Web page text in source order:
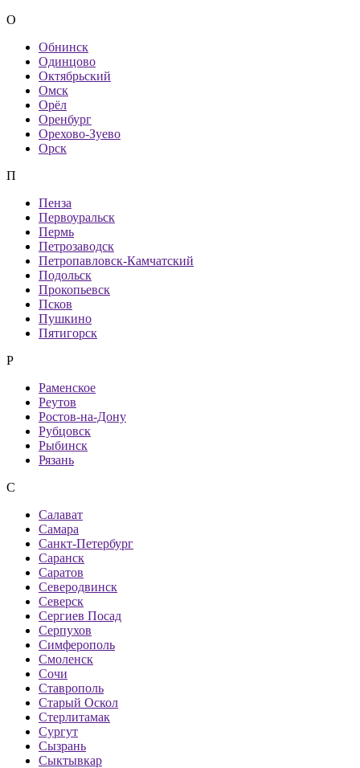
О
Обнинск
Одинцово
Октябрьский
Омск
Орёл
Оренбург
Орехово-Зуево
Орск
П
Пенза
Первоуральск
Пермь
Петрозаводск
Петропавловск-Камчатский
Подольск
Прокопьевск
Псков
Пушкино
Пятигорск
Р
Раменское
Реутов
Ростов-на-Дону
Рубцовск
Рыбинск
Рязань
С
Салават
Самара
Санкт-Петербург
Саранск
Саратов
Северодвинск
Северск
Сергиев Посад
Серпухов
Симферополь
Смоленск
Сочи
Ставрополь
Старый Оскол
Стерлитамак
Сургут
Сызрань
Сыктывкар